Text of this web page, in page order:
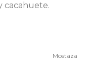
cacahuete.
Mostaza